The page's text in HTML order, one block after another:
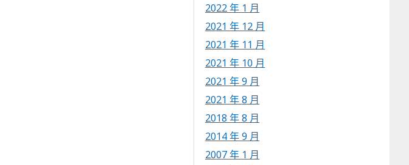
2022 年 1 月
2021 年 12 月
2021 年 11 月
2021 年 10 月
2021 年 9 月
2021 年 8 月
2018 年 8 月
2014 年 9 月
2007 年 1 月